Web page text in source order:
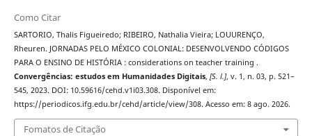
Como Citar
SARTORIO, Thalis Figueiredo; RIBEIRO, Nathalia Vieira; LOUURENÇO,
Rheuren. JORNADAS PELO MÉXICO COLONIAL: DESENVOLVENDO CÓDIGOS
PARA O ENSINO DE HISTÓRIA : considerations on teacher training .
Convergências: estudos em Humanidades Digitais, [S. l.], v. 1, n. 03, p. 521–
545, 2023. DOI: 10.59616/cehd.v1i03.308. Disponível em:
https://periodicos.ifg.edu.br/cehd/article/view/308. Acesso em: 8 ago. 2026.
Fomatos de Citação